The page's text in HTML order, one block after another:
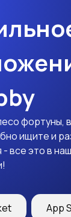
фортуны,
ищите и
- все это в
App